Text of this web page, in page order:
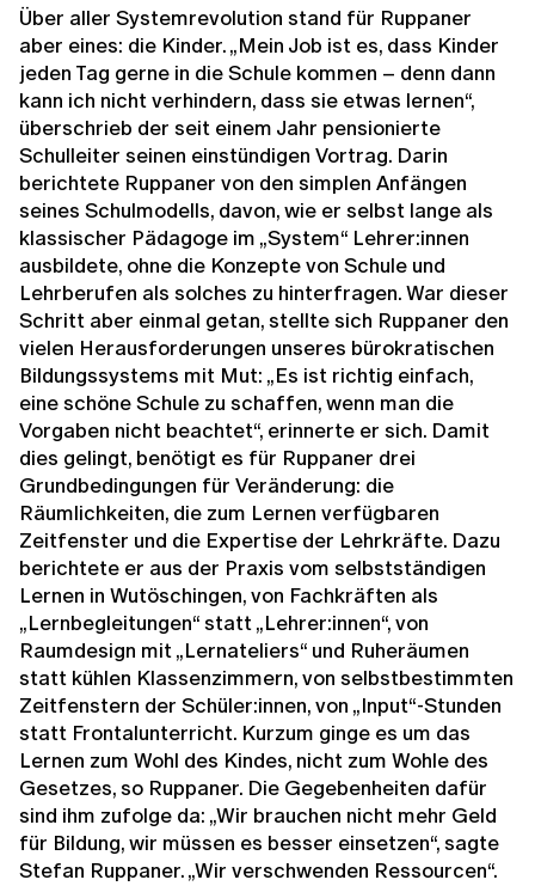
Über aller Systemrevolution stand für Ruppaner
aber eines: die Kinder. „Mein Job ist es, dass Kinder
jeden Tag gerne in die Schule kommen – denn dann
kann ich nicht verhindern, dass sie etwas lernen“,
überschrieb der seit einem Jahr pensionierte
Schulleiter seinen einstündigen Vortrag. Darin
berichtete Ruppaner von den simplen Anfängen
seines Schulmodells, davon, wie er selbst lange als
klassischer Pädagoge im „System“ Lehrer:innen
ausbildete, ohne die Konzepte von Schule und
Lehrberufen als solches zu hinterfragen. War dieser
Schritt aber einmal getan, stellte sich Ruppaner den
vielen Herausforderungen unseres bürokratischen
Bildungssystems mit Mut: „Es ist richtig einfach,
eine schöne Schule zu schaffen, wenn man die
Vorgaben nicht beachtet“, erinnerte er sich. Damit
dies gelingt, benötigt es für Ruppaner drei
Grundbedingungen für Veränderung: die
Räumlichkeiten, die zum Lernen verfügbaren
Zeitfenster und die Expertise der Lehrkräfte. Dazu
berichtete er aus der Praxis vom selbstständigen
Lernen in Wutöschingen, von Fachkräften als
„Lernbegleitungen“ statt „Lehrer:innen“, von
Raumdesign mit „Lernateliers“ und Ruheräumen
statt kühlen Klassenzimmern, von selbstbestimmten
Zeitfenstern der Schüler:innen, von „Input“-Stunden
statt Frontalunterricht. Kurzum ginge es um das
Lernen zum Wohl des Kindes, nicht zum Wohle des
Gesetzes, so Ruppaner. Die Gegebenheiten dafür
sind ihm zufolge da: „Wir brauchen nicht mehr Geld
für Bildung, wir müssen es besser einsetzen“, sagte
Stefan Ruppaner. „Wir verschwenden Ressourcen“.